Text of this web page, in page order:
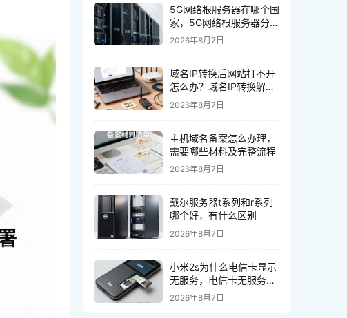
5G网络根服务器在哪个国
家，5G网络根服务器分布
在哪些国家
2026年8月7日
域名IP转换后网站打不开
怎么办？域名IP转换解决
方法
2026年8月7日
主机域名备案怎么办理，
需要哪些材料及完整流程
2026年8月7日
戴尔服务器t系列和r系列
哪个好，有什么区别
2026年8月7日
小米2s为什么电信卡显示
无服务，电信卡无服务怎
么解决
2026年8月7日